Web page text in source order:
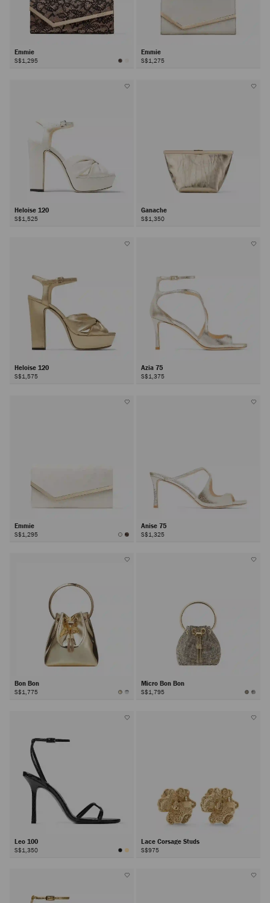
Emmie
S$1,295
Emmie
S$1,275
Heloise 120
S$1,525
Ganache
S$1,350
Heloise 120
S$1,575
Azia 75
S$1,375
Emmie
S$1,295
Anise 75
S$1,325
Bon Bon
S$1,775
Micro Bon Bon
S$1,795
Leo 100
S$1,350
Lace Corsage Studs
S$975